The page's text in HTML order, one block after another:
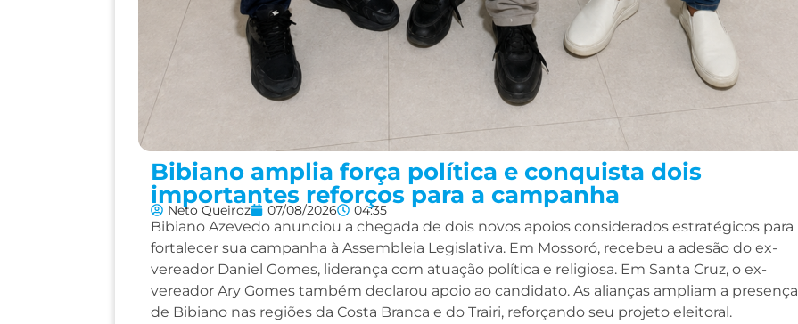
Bibiano amplia força política e conquista dois
importantes reforços para a campanha
Neto Queiroz 07/08/2026 04:35
Bibiano Azevedo anunciou a chegada de dois novos apoios considerados estratégicos para
fortalecer sua campanha à Assembleia Legislativa. Em Mossoró, recebeu a adesão do ex-
vereador Daniel Gomes, liderança com atuação política e religiosa. Em Santa Cruz, o ex-
vereador Ary Gomes também declarou apoio ao candidato. As alianças ampliam a presença
de Bibiano nas regiões da Costa Branca e do Trairi, reforçando seu projeto eleitoral.